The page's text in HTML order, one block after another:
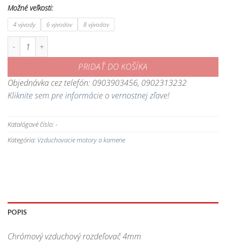
13,90 €
Možné veľkosti:
4 vývody 6 vývodov 8 vývodov
množstvo Chrómový vzduchový rozdeľovač 4mm
PRIDAŤ DO KOŠÍKA
Objednávka cez telefón: 0903903456, 0902313232
Kliknite sem pre informácie o vernostnej zľave!
Katalógové číslo:-
Kategória: Vzduchovacie motory a kamene
POPIS
Chrómový vzduchový rozdeľovač 4mm